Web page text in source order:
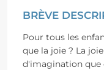
BRÈVE
Pour tous les
que la joie ? La
d'imagination que